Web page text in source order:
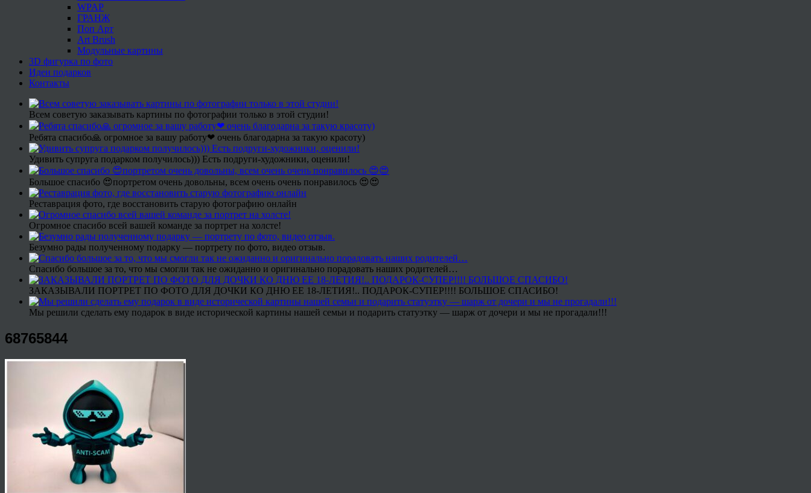
WPAP
ГРАНЖ
Поп Арт
Art Brush
Модульные картины
3D фигурка по фото
Идеи подарков
Контакты
Всем советую заказывать картины по фотографии только в этой студии!
Ребята спасибо🙏 огромное за вашу работу❤ очень благодарна за такую красоту)
Удивить супруга подарком получилось))) Есть подруги-художники, оценили!
Большое спасибо 😍портретом очень довольны, всем очень очень понравилось 😍😍
Реставрация фото, где восстановить старую фотографию онлайн
Огромное спасибо всей вашей команде за портрет на холсте!
Безумно рады полученному подарку — портрету по фото, видео отзыв.
Спасибо большое за то, что мы смогли так не ожиданно и оригинально порадовать наших родителей…
ЗАКАЗЫВАЛИ ПОРТРЕТ ПО ФОТО ДЛЯ ДОЧКИ КО ДНЮ ЕЕ 18-ЛЕТИЯ!.. ПОДАРОК-СУПЕР!!!! БОЛЬШОЕ СПАСИБО!
Мы решили сделать ему подарок в виде исторической картины нашей семьи и подарить статуэтку — шарж от дочери и мы не прогадали!!!
68765844